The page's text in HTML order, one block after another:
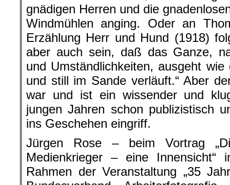
gnädigen Herren und die
Windmühlen anging. Oder an
Erzählung Herr und Hund (1918)
aber auch sein, daß das Ganze,
und Umständlichkeiten, ausgeht
und still im Sande verläuft.“ Aber
war und ist ein wissender und
jungen Jahren schon publizistisch
ins Geschehen eingriff.
Jürgen Rose – beim Vortrag
Medienkrieger – eine Innensicht“
Rahmen der Veranstaltung „35